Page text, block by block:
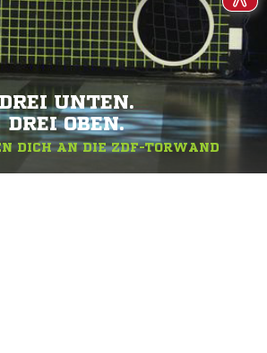
DREI UNTEN.
DREI OBEN.
DICH AN DIE ZDF-TORWAND